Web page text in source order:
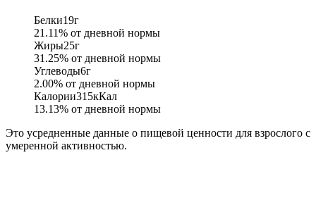
Белки19г
21.11% от дневной нормы
Жиры25г
31.25% от дневной нормы
Углеводы6г
2.00% от дневной нормы
Калории315кКал
13.13% от дневной нормы
Это усредненные данные о пищевой ценности для взрослого с
умеренной активностью.